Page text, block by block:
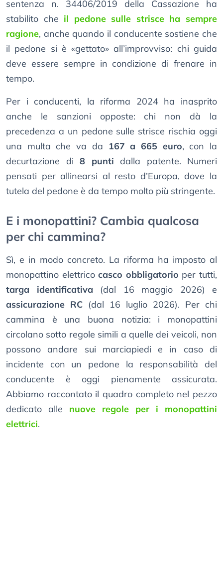
sentenza n. 34406/2019 della Cassazione ha
stabilito che il pedone sulle strisce ha sempre
ragione, anche quando il conducente sostiene che
il pedone si è «gettato» all’improvviso: chi guida
deve essere sempre in condizione di frenare in
tempo.
Per i conducenti, la riforma 2024 ha inasprito
anche le sanzioni opposte: chi non dà la
precedenza a un pedone sulle strisce rischia oggi
una multa che va da
167 a 665 euro, con la
decurtazione di 8 punti dalla patente. Numeri
pensati per allinearsi al resto d’Europa, dove la
tutela del pedone è da tempo molto più stringente.
E i monopattini? Cambia qualcosa
per chi cammina?
Sì, e in modo concreto. La riforma ha imposto al
monopattino elettricocasco obbligatorio per tutti,
targa identificativa (dal 16 maggio 2026) e
assicurazione RC (dal 16 luglio 2026). Per chi
cammina è una buona notizia: i monopattini
circolano sotto regole simili a quelle dei veicoli, non
possono andare sui marciapiedi e in caso di
incidente con un pedone la responsabilità del
conducente è oggi pienamente assicurata.
Abbiamo raccontato il quadro completo nel pezzo
dedicato alle nuove regole per i monopattini
elettrici.